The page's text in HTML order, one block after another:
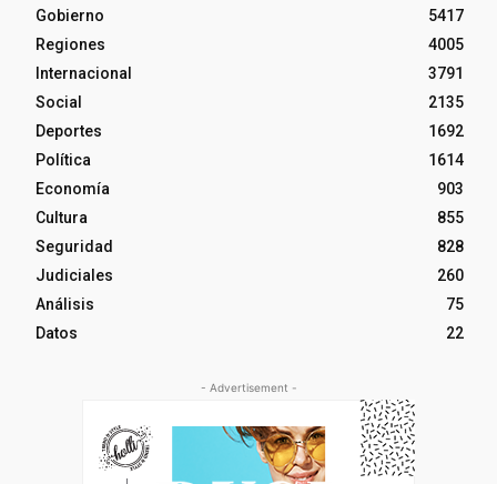
Gobierno
5417
Regiones
4005
Internacional
3791
Social
2135
Deportes
1692
Política
1614
Economía
903
Cultura
855
Seguridad
828
Judiciales
260
Análisis
75
Datos
22
- Advertisement -